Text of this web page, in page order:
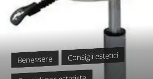
Benessere Consigli estetici